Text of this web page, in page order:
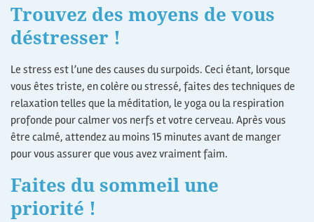
Trouvez des moyens de vous
déstresser !
Le stress est l’une des causes du surpoids. Ceci étant, lorsque
vous êtes triste, en colère ou stressé, faites des techniques de
relaxation telles que la méditation, le yoga ou la respiration
profonde pour calmer vos nerfs et votre cerveau. Après vous
être calmé, attendez au moins 15 minutes avant de manger
pour vous assurer que vous avez vraiment faim.
Faites du sommeil une
priorité !